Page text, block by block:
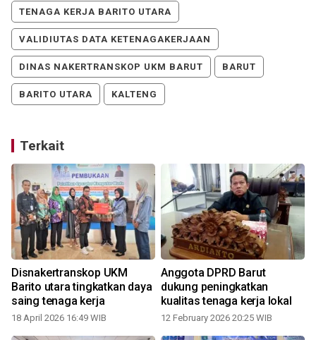
TENAGA KERJA BARITO UTARA
VALIDIUTAS DATA KETENAGAKERJAAN
DINAS NAKERTRANSKOP UKM BARUT BARUT
BARITO UTARA KALTENG
Terkait
Disnakertranskop UKM
Barito utara tingkatkan daya
saing tenaga kerja
18 April 2026 16:49 WIB
Anggota DPRD Barut
dukung peningkatkan
kualitas tenaga kerja lokal
12 February 2026 20:25 WIB